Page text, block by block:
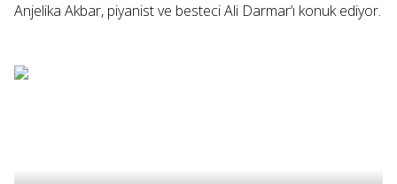
Anjelika Akbar, piyanist ve besteci Ali Darmar’ı konuk ediyor.